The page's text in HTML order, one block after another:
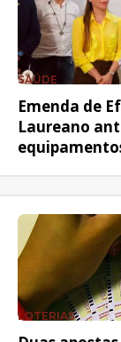
SAÚDE
Emenda de
Laureano
LOTERIAS